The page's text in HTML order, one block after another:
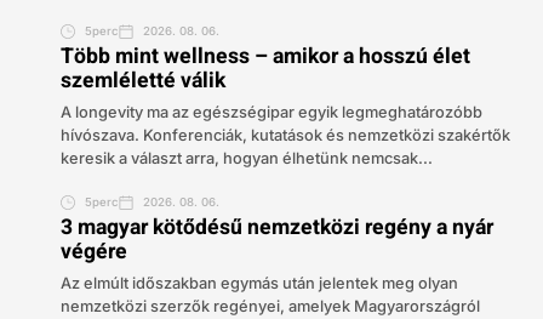
5perc 2026. 08. 06.
Több mint wellness – amikor a hosszú élet
szemléletté válik
A longevity ma az egészségipar egyik legmeghatározóbb
hívószava. Konferenciák, kutatások és nemzetközi szakértők
keresik a választ arra, hogyan élhetünk nemcsak...
5perc 2026. 08. 06.
3 magyar kötődésű nemzetközi regény a nyár
végére
Az elmúlt időszakban egymás után jelentek meg olyan
nemzetközi szerzők regényei, amelyek Magyarországról